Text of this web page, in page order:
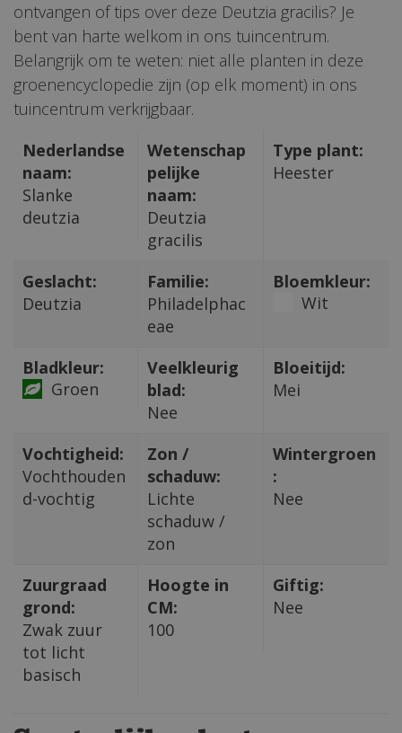
ontvangen of tips over deze Deutzia gracilis? Je
bent van harte welkom in ons tuincentrum.
Belangrijk om te weten: niet alle planten in deze
groenencyclopedie zijn (op elk moment) in ons
tuincentrum verkrijgbaar.
Nederlandse
naam:
Slanke
deutzia
Wetenschap
pelijke
naam:
Deutzia
gracilis
Type plant:
Heester
Geslacht:
Deutzia
Familie:
Philadelphac
eae
Bloemkleur:
Wit
Bladkleur:
Groen
Veelkleurig
blad:
Nee
Bloeitijd:
Mei
Vochtigheid:
Vochthouden
d-vochtig
Zon /
schaduw:
Lichte
schaduw /
zon
Wintergroen
:
Nee
Zuurgraad
grond:
Zwak zuur
tot licht
basisch
Hoogte in
CM:
100
Giftig:
Nee